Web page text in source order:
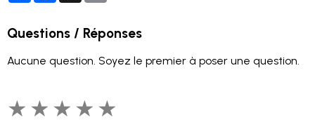
Questions / Réponses
Aucune question. Soyez le premier à poser une question.
★ ★ ★ ★ ★